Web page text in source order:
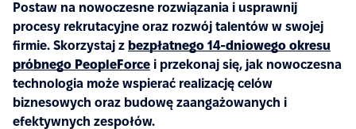
Postaw na nowoczesne rozwiązania i usprawnij
procesy rekrutacyjne oraz rozwój talentów w swojej
firmie. Skorzystaj z bezpłatnego 14-dniowego okresu
próbnego PeopleForce i przekonaj się, jak nowoczesna
technologia może wspierać realizację celów
biznesowych oraz budowę zaangażowanych i
efektywnych zespołów.